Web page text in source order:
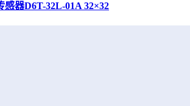
感器D6T-32L-01A 32×32